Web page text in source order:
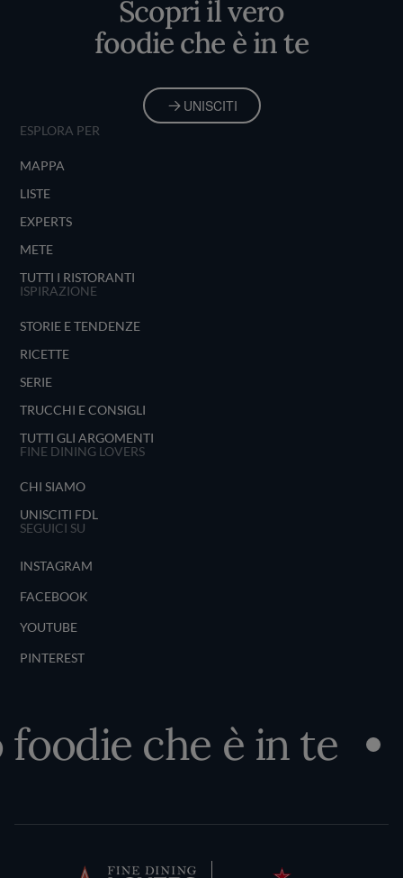
Scopri il vero
foodie che è in te
UNISCITI
ESPLORA PER
MAPPA
LISTE
EXPERTS
METE
TUTTI I RISTORANTI
ISPIRAZIONE
STORIE E TENDENZE
RICETTE
SERIE
TRUCCHI E CONSIGLI
TUTTI GLI ARGOMENTI
FINE DINING LOVERS
CHI SIAMO
UNISCITI FDL
SEGUICI SU
INSTAGRAM
FACEBOOK
YOUTUBE
PINTEREST
che è in te